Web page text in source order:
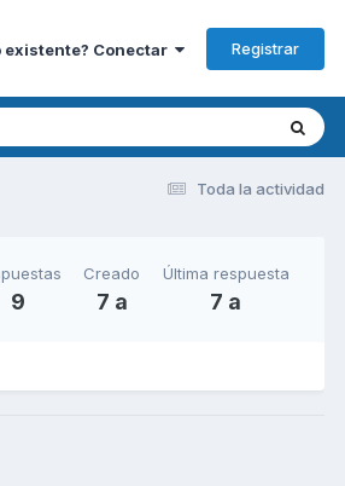
existente? Conectar Registrar
Toda la actividad
9
Creado
7 a
Última respuesta
7 a